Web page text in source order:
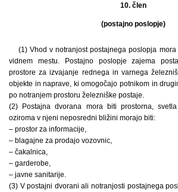
10. člen
(postajno poslopje)
(1) Vhod v notranjost postajnega poslopja
vidnem mestu. Postajno poslopje zajema
prostore za izvajanje rednega in varnega
objekte in naprave, ki omogočajo potnikom in
po notranjem prostoru železniške postaje.
(2) Postajna dvorana mora biti prostorna,
oziroma v njeni neposredni bližini morajo biti:
– prostor za informacije,
– blagajne za prodajo vozovnic,
– čakalnica,
– garderobe,
– javne sanitarije.
(3) V postajni dvorani ali notranjosti postajnega